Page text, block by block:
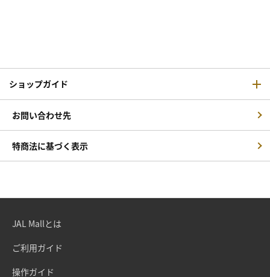
ショップガイド
お問い合わせ先
特商法に基づく表示
JAL Mallとは
ご利用ガイド
操作ガイド